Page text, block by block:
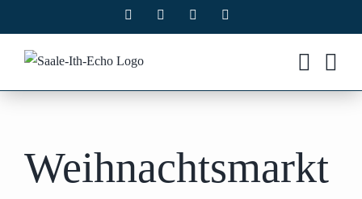
Inhalt
springen
Facebook Instagram
Weihnachtsmarkt